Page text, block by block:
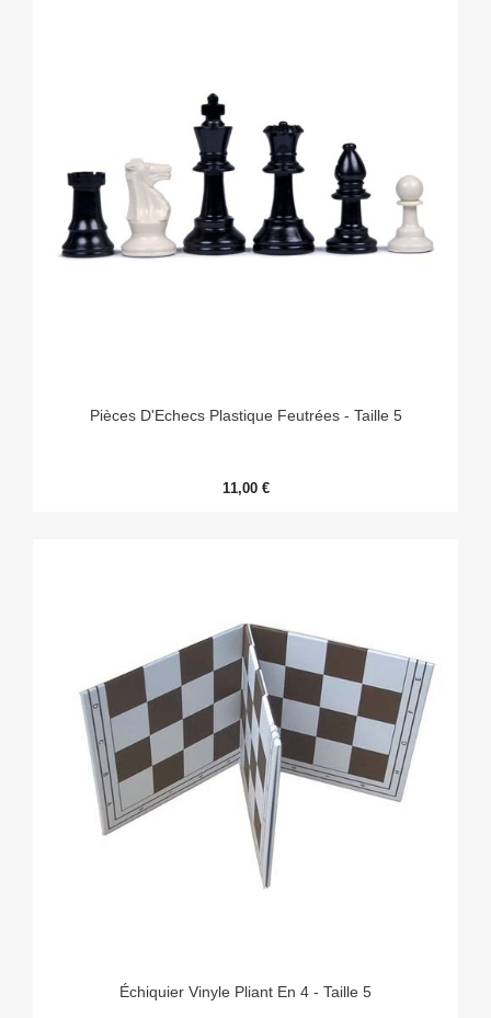
Pièces D'Echecs Plastique Feutrées - Taille 5
11,00 €
Échiquier Vinyle Pliant En 4 - Taille 5